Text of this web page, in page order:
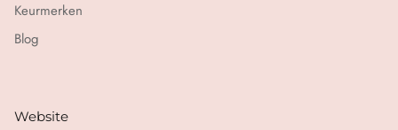
Keurmerken
Blog
Website